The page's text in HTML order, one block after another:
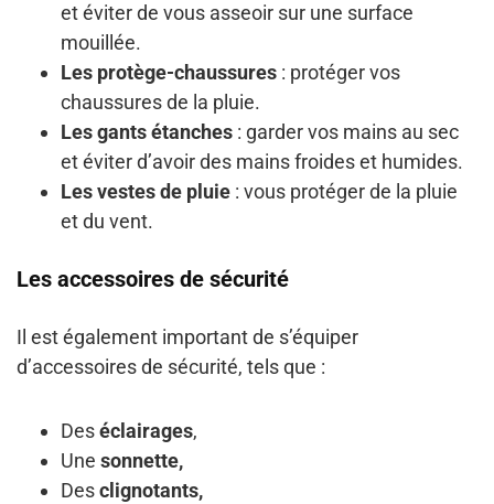
et éviter de vous asseoir sur une surface
mouillée.
Les protège-chaussures : protéger vos
chaussures de la pluie.
Les gants étanches : garder vos mains au sec
et éviter d’avoir des mains froides et humides.
Les vestes de pluie : vous protéger de la pluie
et du vent.
Les accessoires de sécurité
Il est également important de s’équiper
d’accessoires de sécurité, tels que :
Deséclairages,
Une sonnette,
Desclignotants,